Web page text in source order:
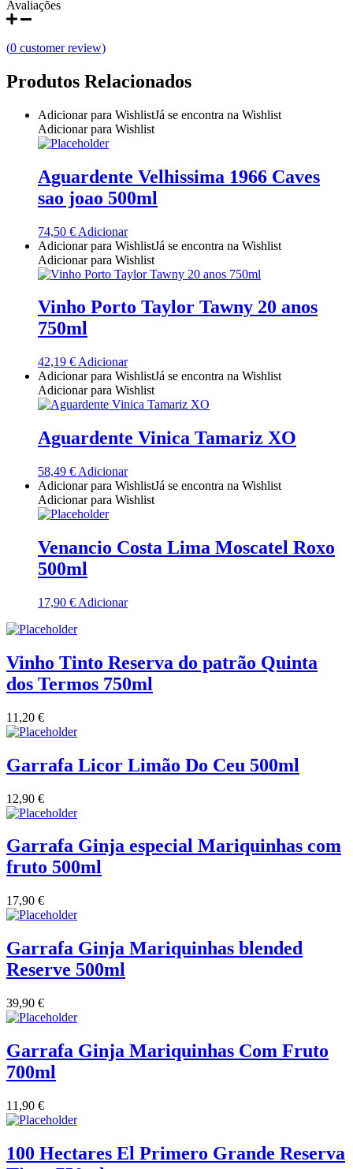
Quinta do Crasto
Quinta Do Noval Douro
Quinta Do Paral Alentejo
Quinta do Piloto
Quinta Do Regueiro - Região Vinhos Verdes
Quinta Do Rogel Algarve
Quinta do Sobreiró Trás-os -Montes
Quinta Do Ventozelo - Douro
Quinta Dos Termos - Beira Interior
Quinta José Rodrigues - Humanitas
Rego Wines Beira interior
Sem categoria
Só Vinha
Taboadella Dão
Torre de Palma Alentejo
Vinho na Talha
Vinhos Nunes Mata - Lisboa
Avaliações
(0 customer review)
Produtos Relacionados
Adicionar para WishlistJá se encontra na Wishlist
Adicionar para Wishlist
Aguardente Velhissima 1966 Caves
sao joao 500ml
74,50 € Adicionar
Adicionar para WishlistJá se encontra na Wishlist
Adicionar para Wishlist
Vinho Porto Taylor Tawny 20 anos
750ml
42,19 € Adicionar
Adicionar para WishlistJá se encontra na Wishlist
Adicionar para Wishlist
Aguardente Vinica Tamariz XO
58,49 € Adicionar
Adicionar para WishlistJá se encontra na Wishlist
Adicionar para Wishlist
Venancio Costa Lima Moscatel Roxo
500ml
17,90 € Adicionar
Vinho Tinto Reserva do patrão Quinta
dos Termos 750ml
11,20 €
Garrafa Licor Limão Do Ceu 500ml
12,90 €
Garrafa Ginja especial Mariquinhas com
fruto 500ml
17,90 €
Garrafa Ginja Mariquinhas blended
Reserve 500ml
39,90 €
Garrafa Ginja Mariquinhas Com Fruto
700ml
11,90 €
100 Hectares El Primero Grande Reserva